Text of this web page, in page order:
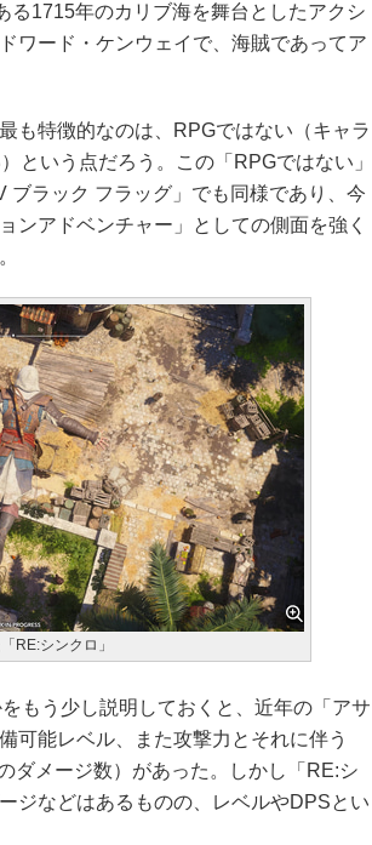
1715年のカリブ海を舞台としたアクシ
ワード・ケンウェイで、海賊であってア
も特徴的なのは、RPGではない（キャラ
という点だろう。この「RPGではない」
ブラック フラッグ」でも同様であり、今
ンアドベンチャー」としての側面を強く
RE:シンクロ」
もう少し説明しておくと、近年の「アサ
可能レベル、また攻撃力とそれに伴う
ダメージ数）があった。しかし「RE:シ
ジなどはあるものの、レベルやDPSとい